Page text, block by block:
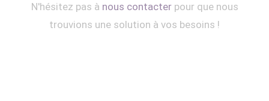
N'hésitez pas à nous contacterpour que nous
trouvions une solution à vos besoins !